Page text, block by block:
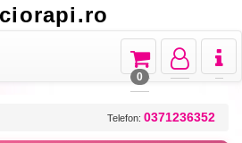
Toggle
Toggle
navigation
Toggle
navigation
0
Telefon: 0371236352